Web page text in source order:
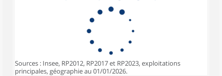
Sources : Insee, RP2012, RP2017 et RP2023, exploitations
principales, géographie au 01/01/2026.